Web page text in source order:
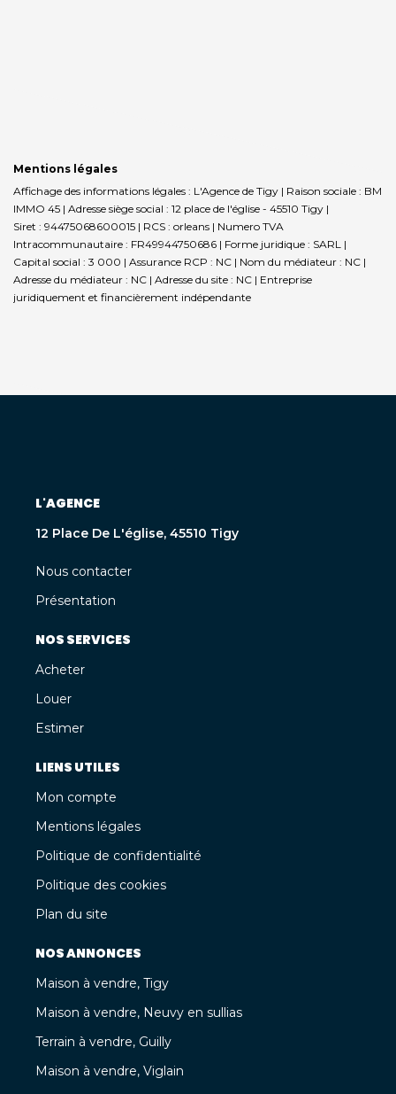
Mentions légales
Affichage des informations légales : L'Agence de Tigy | Raison sociale : BM
IMMO 45 | Adresse siège social : 12 place de l'église - 45510 Tigy |
Siret : 94475068600015 | RCS : orleans | Numero TVA
Intracommunautaire : FR49944750686 | Forme juridique : SARL |
Capital social : 3 000 | Assurance RCP : NC | Nom du médiateur : NC |
Adresse du médiateur : NC | Adresse du site : NC | Entreprise
juridiquement et financièrement indépendante
L'AGENCE
12 Place De L'église, 45510 Tigy
Nous contacter
Présentation
NOS SERVICES
Acheter
Louer
Estimer
LIENS UTILES
Mon compte
Mentions légales
Politique de confidentialité
Politique des cookies
Plan du site
NOS ANNONCES
Maison à vendre, Tigy
Maison à vendre, Neuvy en sullias
Terrain à vendre, Guilly
Maison à vendre, Viglain